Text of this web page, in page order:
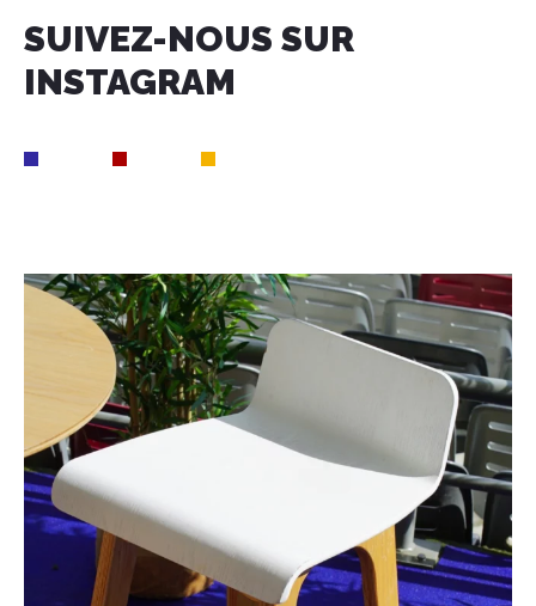
SUIVEZ-NOUS SUR
INSTAGRAM